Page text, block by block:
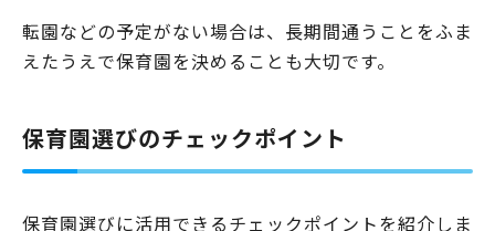
転園などの予定がない場合は、長期間通うことをふま
えたうえで保育園を決めることも大切です。
保育園選びのチェックポイント
保育園選びに活用できるチェックポイントを紹介しま